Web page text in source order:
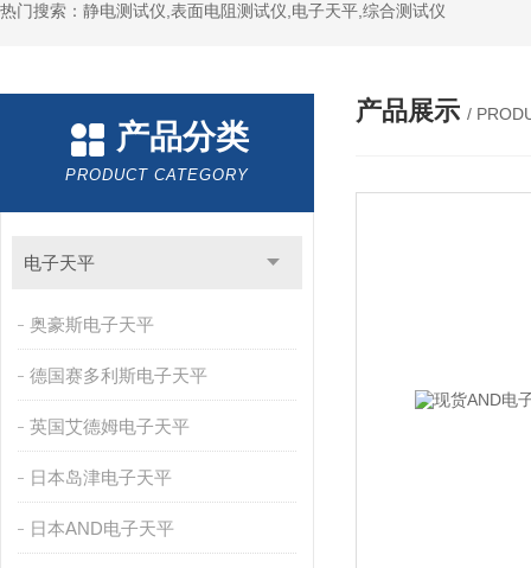
热门搜索：静电测试仪,表面电阻测试仪,电子天平,综合测试仪
产品分类
PRODUCT CATEGORY
电子天平
奥豪斯电子天平
德国赛多利斯电子天平
英国艾德姆电子天平
日本岛津电子天平
日本AND电子天平
产品展示 /